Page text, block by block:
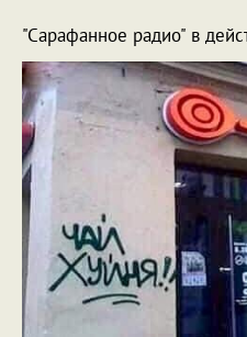
"Сарафанное радио" в